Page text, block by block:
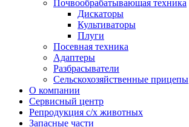
Почвообрабатывающая техника
Дискаторы
Культиваторы
Плуги
Посевная техника
Адаптеры
Разбрасыватели
Сельскохозяйственные прицепы
О компании
Сервисный центр
Репродукция с/х животных
Запасные части